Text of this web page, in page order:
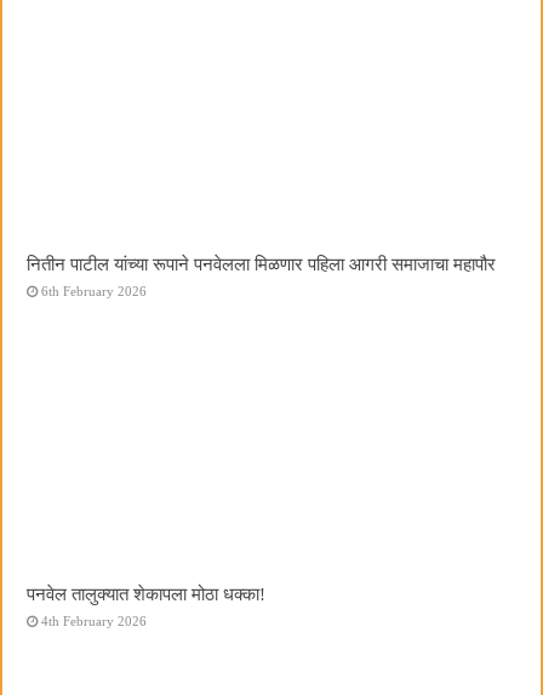
नितीन पाटील यांच्या रूपाने पनवेलला मिळणार पहिला आगरी समाजाचा महापौर
6th February 2026
पनवेल तालुक्यात शेकापला मोठा धक्का!
4th February 2026